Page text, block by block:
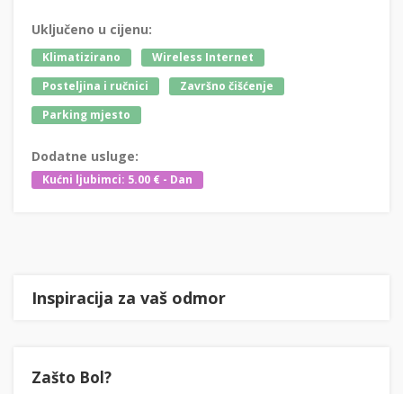
Uključeno u cijenu:
Klimatizirano
Wireless Internet
Posteljina i ručnici
Završno čišćenje
Parking mjesto
Dodatne usluge:
Kućni ljubimci: 5.00 € - Dan
Inspiracija za vaš odmor
Zašto Bol?